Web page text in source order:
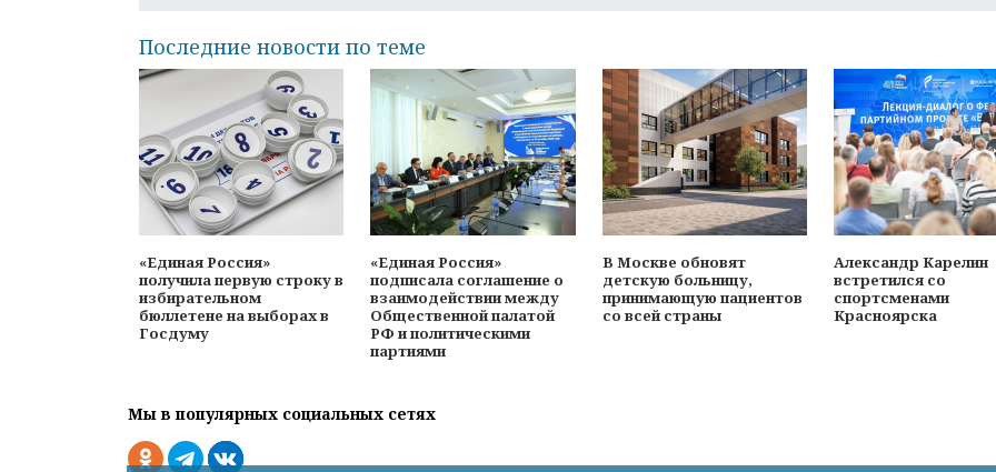
Последние новости по теме
«Единая Россия»
получила первую строку в
избирательном
бюллетене на выборах в
Госдуму
«Единая Россия»
подписала соглашение о
взаимодействии между
Общественной палатой
РФ и политическими
партиями
В Москве обновят
детскую больницу,
принимающую пациентов
со всей страны
Александр Карелин
встретился со
спортсменами
Красноярска
Мы в популярных социальных сетях